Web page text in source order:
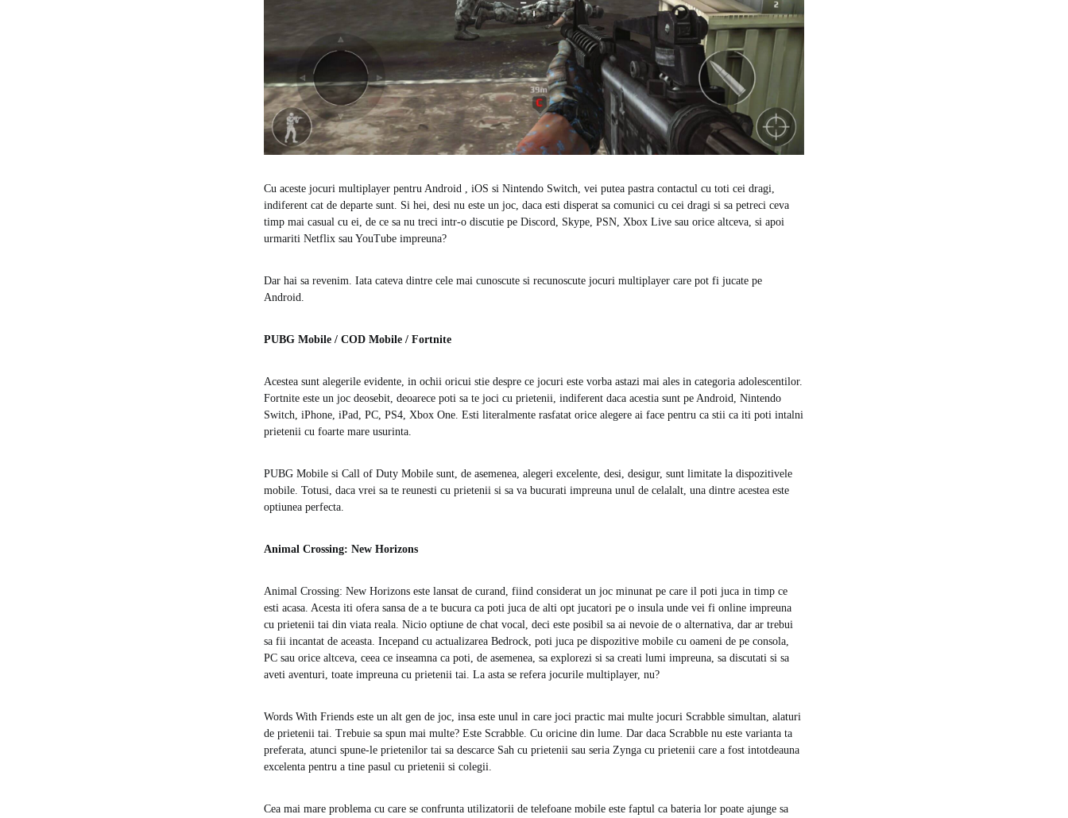
Cu aceste jocuri multiplayer pentru Android , iOS si Nintendo Switch, vei putea pastra contactul cu toti cei dragi,
indiferent cat de departe sunt. Si hei, desi nu este un joc, daca esti disperat sa comunici cu cei dragi si sa petreci ceva
timp mai casual cu ei, de ce sa nu treci intr-o discutie pe Discord, Skype, PSN, Xbox Live sau orice altceva, si apoi
urmariti Netflix sau YouTube impreuna?
Dar hai sa revenim. Iata cateva dintre cele mai cunoscute si recunoscute jocuri multiplayer care pot fi jucate pe
Android.
PUBG Mobile / COD Mobile / Fortnite
Acestea sunt alegerile evidente, in ochii oricui stie despre ce jocuri este vorba astazi mai ales in categoria adolescentilor.
Fortnite este un joc deosebit, deoarece poti sa te joci cu prietenii, indiferent daca acestia sunt pe Android, Nintendo
Switch, iPhone, iPad, PC, PS4, Xbox One. Esti literalmente rasfatat orice alegere ai face pentru ca stii ca iti poti intalni
prietenii cu foarte mare usurinta.
PUBG Mobile si Call of Duty Mobile sunt, de asemenea, alegeri excelente, desi, desigur, sunt limitate la dispozitivele
mobile. Totusi, daca vrei sa te reunesti cu prietenii si sa va bucurati impreuna unul de celalalt, una dintre acestea este
optiunea perfecta.
Animal Crossing: New Horizons
Animal Crossing: New Horizons este lansat de curand, fiind considerat un joc minunat pe care il poti juca in timp ce
esti acasa. Acesta iti ofera sansa de a te bucura ca poti juca de alti opt jucatori pe o insula unde vei fi online impreuna
cu prietenii tai din viata reala. Nicio optiune de chat vocal, deci este posibil sa ai nevoie de o alternativa, dar ar trebui
sa fii incantat de aceasta. Incepand cu actualizarea Bedrock, poti juca pe dispozitive mobile cu oameni de pe consola,
PC sau orice altceva, ceea ce inseamna ca poti, de asemenea, sa explorezi si sa creati lumi impreuna, sa discutati si sa
aveti aventuri, toate impreuna cu prietenii tai. La asta se refera jocurile multiplayer, nu?
Words With Friends este un alt gen de joc, insa este unul in care joci practic mai multe jocuri Scrabble simultan, alaturi
de prietenii tai. Trebuie sa spun mai multe? Este Scrabble. Cu oricine din lume. Dar daca Scrabble nu este varianta ta
preferata, atunci spune-le prietenilor tai sa descarce Sah cu prietenii sau seria Zynga cu prietenii care a fost intotdeauna
excelenta pentru a tine pasul cu prietenii si colegii.
Cea mai mare problema cu care se confrunta utilizatorii de telefoane mobile este faptul ca bateria lor poate ajunge sa